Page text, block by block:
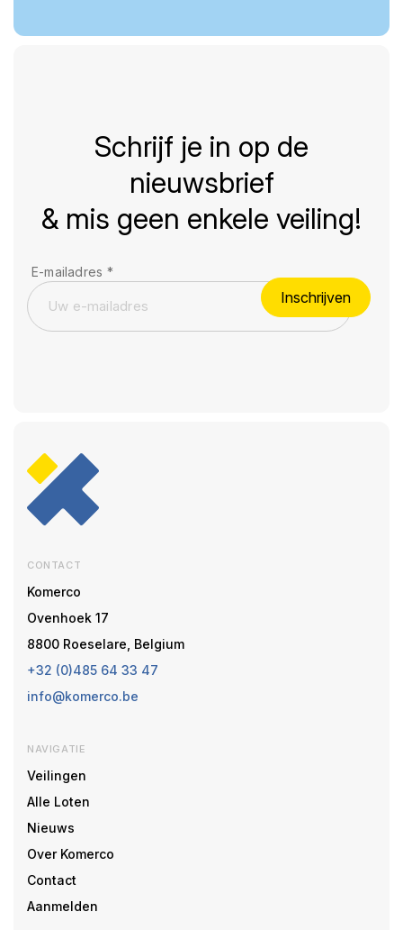
Schrijf je in op de
nieuwsbrief
& mis geen enkele veiling!
E-mailadres *
Inschrijven
CONTACT
Komerco
Ovenhoek 17
8800 Roeselare, Belgium
+32 (0)485 64 33 47
info@komerco.be
NAVIGATIE
Veilingen
Alle Loten
Nieuws
Over Komerco
Contact
Aanmelden